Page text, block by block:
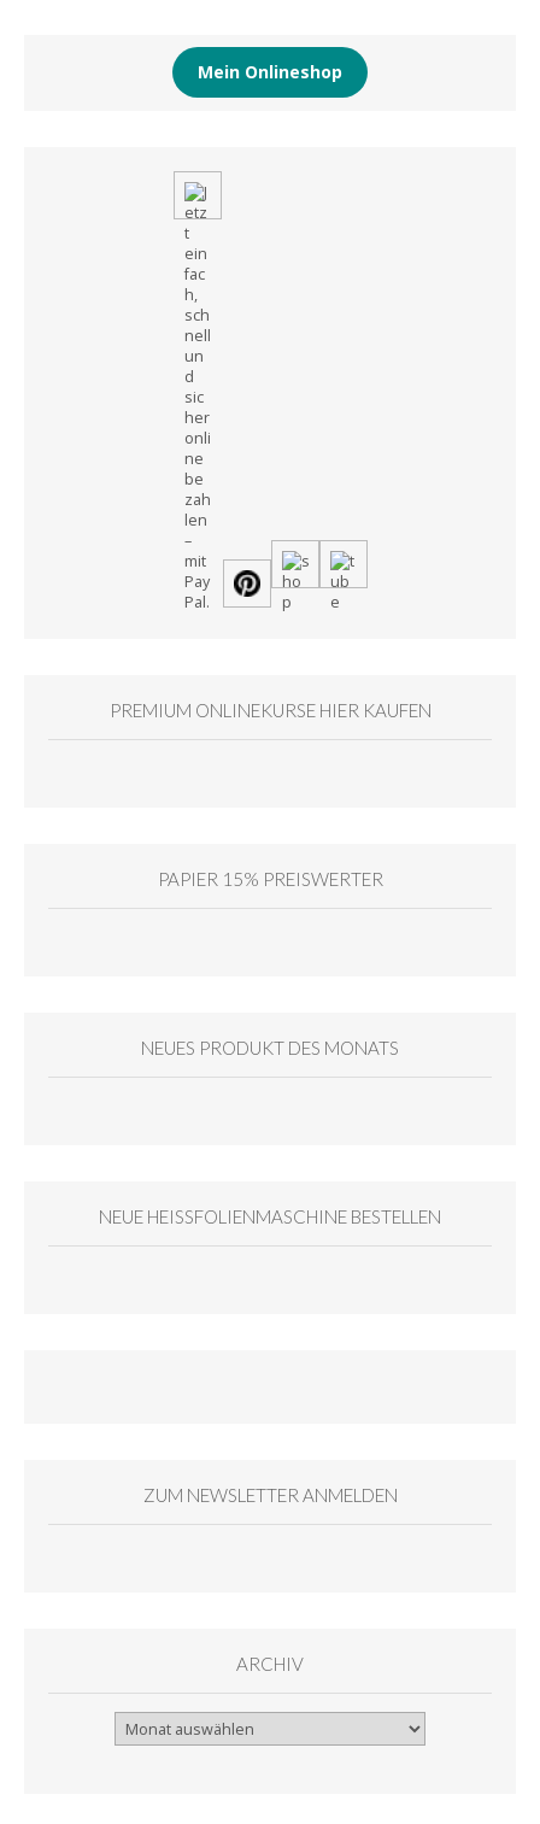
Mein Onlineshop
PREMIUM ONLINEKURSE HIER KAUFEN
PAPIER 15% PREISWERTER
NEUES PRODUKT DES MONATS
NEUE HEISSFOLIENMASCHINE BESTELLEN
ZUM NEWSLETTER ANMELDEN
ARCHIV
Archiv